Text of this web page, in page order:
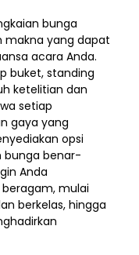
bunga
makna yang dapat
acara Anda.
buket, standing
ketelitian dan
setiap
gaya yang
opsi
bunga benar-
Anda
mulai
berkelas, hingga